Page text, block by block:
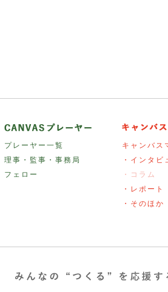
プレーヤー一覧
理事・監事・事務局
フェロー
キャンバス
・インタビ
・コラム
・レポート
・そのほか